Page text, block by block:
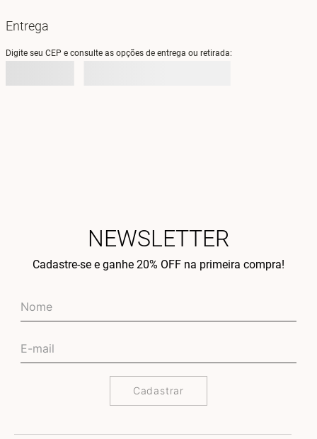
Entrega
Digite seu CEP e consulte as opções de entrega ou retirada:
NEWSLETTER
Cadastre-se e ganhe 20% OFF na primeira compra!
Cadastrar